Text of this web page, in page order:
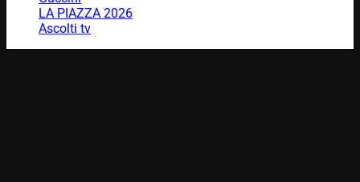
LA PIAZZA 2026
Ascolti tv